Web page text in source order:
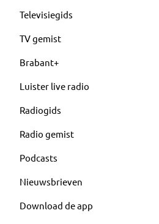
Televisiegids
TV gemist
Brabant+
Luister live radio
Radiogids
Radio gemist
Podcasts
Nieuwsbrieven
Download de app